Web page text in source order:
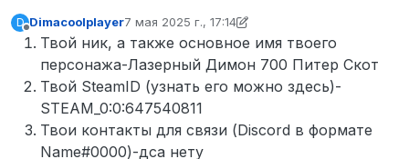
D
Не в сети
Dimacoolplayer7 мая 2025 г., 17:14
отредактировано Кампот
Твой ник, а также основное имя твоего
персонажа-Лазерный Димон 700 Питер Скот
Твой SteamID (узнать его можно здесь)-
STEAM_0:0:647540811
Твои контакты для связи (Discord в формате
Name#0000)-дса нету